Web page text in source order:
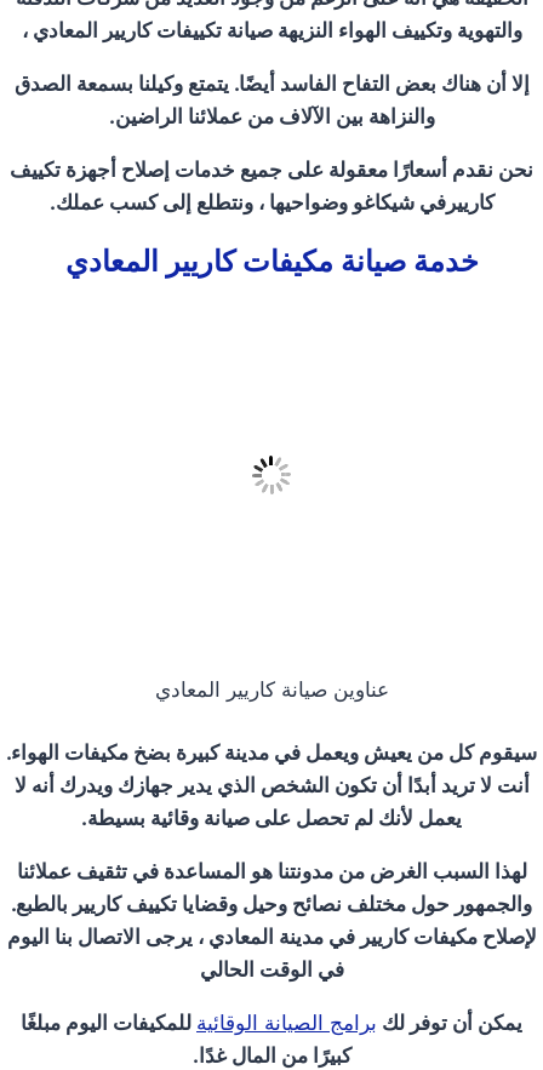
والتهوية وتكييف الهواء النزيهة صيانة تكييفات كاريير المعادي ،
إلا أن هناك بعض التفاح الفاسد أيضًا. يتمتع وكيلنا بسمعة الصدق
والنزاهة بين الآلاف من عملائنا الراضين.
نحن نقدم أسعارًا معقولة على جميع خدمات إصلاح أجهزة تكييف
كارييرفي شيكاغو وضواحيها ، ونتطلع إلى كسب عملك.
خدمة صيانة مكيفات كاريير المعادي
عناوين صيانة كاريير المعادي
سيقوم كل من يعيش ويعمل في مدينة كبيرة بضخ مكيفات الهواء.
أنت لا تريد أبدًا أن تكون الشخص الذي يدير جهازك ويدرك أنه لا
يعمل لأنك لم تحصل على صيانة وقائية بسيطة.
لهذا السبب الغرض من مدونتنا هو المساعدة في تثقيف عملائنا
والجمهور حول مختلف نصائح وحيل وقضايا تكييف كاريير بالطبع.
لإصلاح مكيفات كاريير في مدينة المعادي ، يرجى الاتصال بنا اليوم
في الوقت الحالي
يمكن أن توفر لك برامج الصيانة الوقائية للمكيفات اليوم مبلغًا
كبيرًا من المال غدًا.